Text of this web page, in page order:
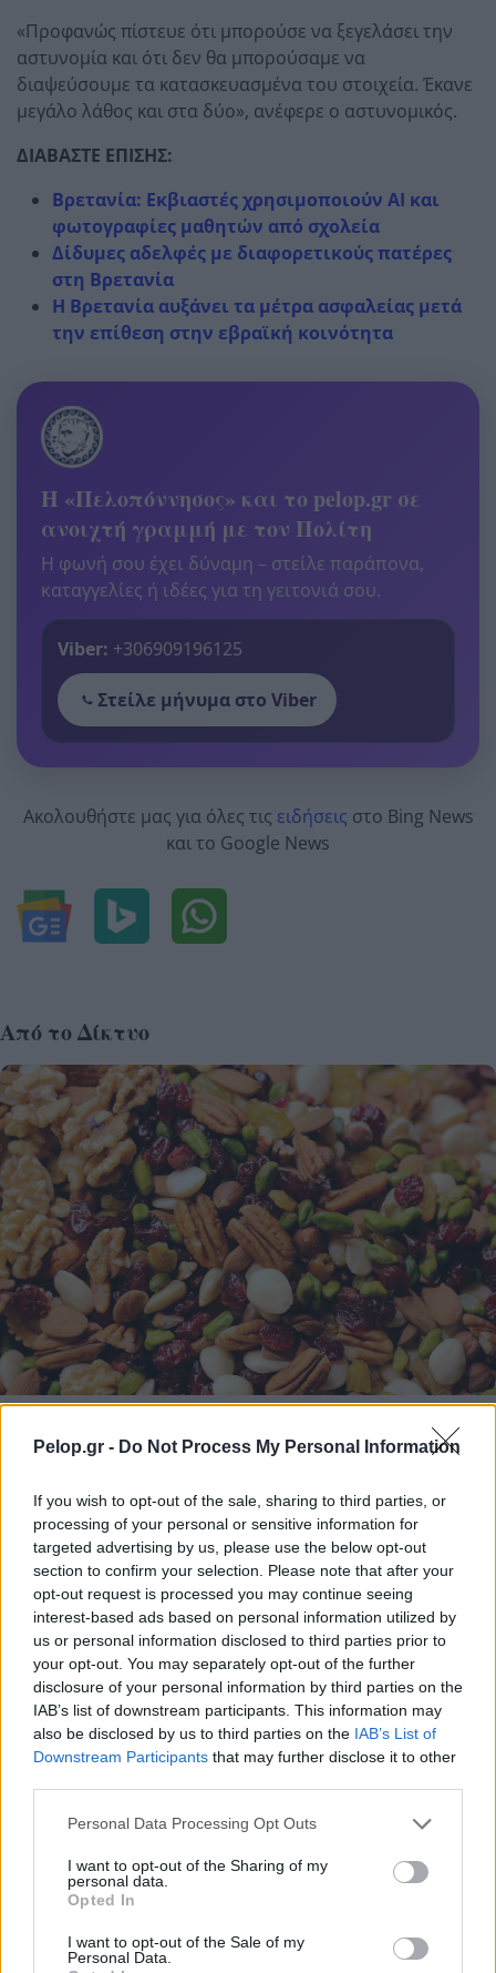
Pelop.gr - Do Not Process My Personal Information
If you wish to opt-out of the sale, sharing to third parties, or
processing of your personal or sensitive information for
targeted advertising by us, please use the below opt-out
section to confirm your selection. Please note that after your
opt-out request is processed you may continue seeing
interest-based ads based on personal information utilized by
us or personal information disclosed to third parties prior to
your opt-out. You may separately opt-out of the further
disclosure of your personal information by third parties on the
IAB’s list of downstream participants. This information may
also be disclosed by us to third parties on the IAB’s List of
Downstream Participants that may further disclose it to other
Please note that this website/app uses one or more Google
not limited to your visit or usage behaviour. You may click to
grant or deny consent to Google and its third-party tags to
use your data for below specified purposes in below Google
consent section.
Personal Data Processing Opt Outs
I want to opt-out of the Sharing of my
personal data.
Opted In
I want to opt-out of the Sale of my
Personal Data.
«Προφανώς πίστευε ότι μπορούσε να ξεγελάσει την
αστυνομία και ότι δεν θα μπορούσαμε να
διαψεύσουμε τα κατασκευασμένα του στοιχεία. Έκανε
μεγάλο λάθος και στα δύο», ανέφερε ο αστυνομικός.
ΔΙΑΒΑΣΤΕ ΕΠΙΣΗΣ:
Βρετανία: Εκβιαστές χρησιμοποιούν AI και
φωτογραφίες μαθητών από σχολεία
Δίδυμες αδελφές με διαφορετικούς πατέρες
στη Βρετανία
Η Βρετανία αυξάνει τα μέτρα ασφαλείας μετά
την επίθεση στην εβραϊκή κοινότητα
Η «Πελοπόννησος» και το pelop.gr σε
ανοιχτή γραμμή με τον Πολίτη
Η φωνή σου έχει δύναμη – στείλε παράπονα,
καταγγελίες ή ιδέες για τη γειτονιά σου.
Viber: +306909196125
Στείλε μήνυμα στο Viber
Ακολουθήστε μας για όλες τις ειδήσεις στο Bing News
και το Google News
Από το Δίκτυο
πάρα πολλούς
Η OpenAI σταματά το μοντέλο Astra που έλυσε 10